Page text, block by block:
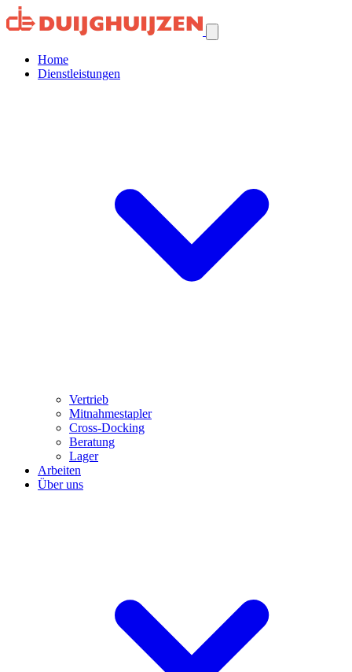
Home
Dienstleistungen
Vertrieb
Mitnahmestapler
Cross-Docking
Beratung
Lager
Arbeiten
Über uns